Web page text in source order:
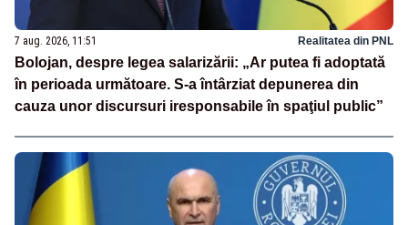
7 aug. 2026, 11:51 Realitatea din PNL
Bolojan, despre legea salarizării: „Ar putea fi adoptată
în perioada următoare. S-a întârziat depunerea din
cauza unor discursuri iresponsabile în spaţiul public”